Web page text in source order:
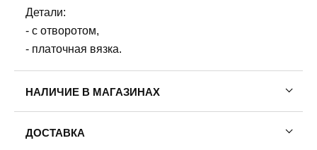
Детали:
- с отворотом,
- платочная вязка.
НАЛИЧИЕ В МАГАЗИНАХ
ДОСТАВКА